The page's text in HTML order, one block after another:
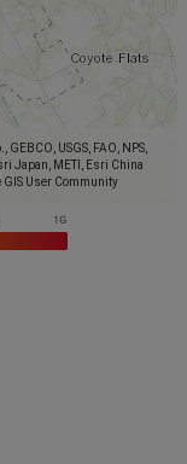
USGS, FAO, NPS,
Japan, METI, Esri China
User Community